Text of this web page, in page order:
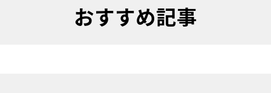
おすすめ記事